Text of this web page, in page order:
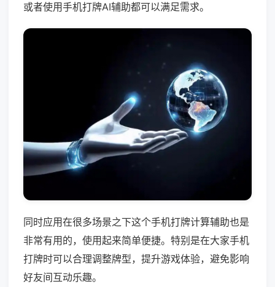
或者使用手机打牌AI辅助都可以满足需求。
同时应用在很多场景之下这个手机打牌计算辅助也是
非常有用的，使用起来简单便捷。特别是在大家手机
打牌时可以合理调整牌型，提升游戏体验，避免影响
好友间互动乐趣。